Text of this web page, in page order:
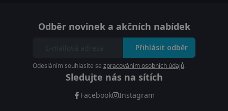
Odběr novinek a akčních nabídek
Přihlásit odběr
Odesláním souhlasíte se zpracováním osobních údajů.
Sledujte nás na sítích
Facebook Instagram